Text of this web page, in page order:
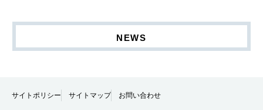
NEWS
サイトポリシー サイトマップ お問い合わせ